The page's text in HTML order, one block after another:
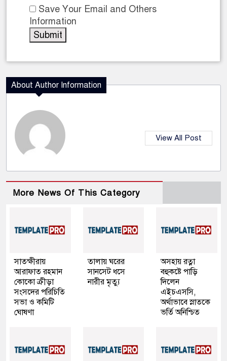
Save Your Email and Others
Information
About Author Information
View All Post
More News Of This Category
সাতক্ষীরায়
আরাফাত রহমান
কোকো ক্রীড়া
সংসদের পরিচিতি
সভা ও কমিটি
ঘোষণা
তালায় ঘরের
সানসেট ধসে
নারীর মৃত্যু
অসহায় রত্না
বহুকষ্টে পাড়ি
দিলেন
এইচএসসি,
অর্থাভাবে স্নাতকে
ভর্তি অনিশ্চিত